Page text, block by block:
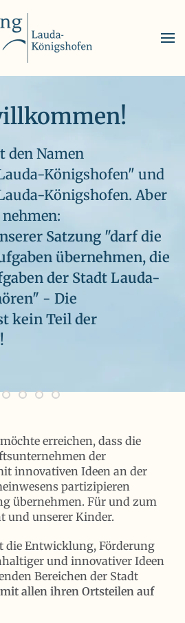
den Namen
Königshofen" und
Königshofen. Aber
Satzung "darf die
übernehmen, die
der Stadt Lauda-
- Die
kein Teil der
erreichen, dass die
der
innovativen Ideen an der
partizipieren
übernehmen. Für und zum
und unserer Kinder.
die Entwicklung, Förderung
und innovativer Ideen
Bereichen der Stadt
mit allen ihren Ortsteilen auf